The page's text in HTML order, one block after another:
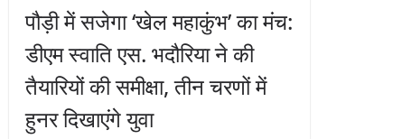
पौड़ी में सजेगा ‘खेल महाकुंभ’ का मंच:
डीएम स्वाति एस. भदौरिया ने की
तैयारियों की समीक्षा, तीन चरणों में
हुनर दिखाएंगे युवा